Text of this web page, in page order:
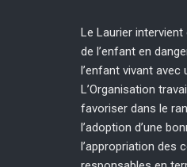
Le Laurier
de l’enfant en
l’enfant vivant avec
L’Organisation
favoriser dans le
l’adoption d’une
l’appropriation des